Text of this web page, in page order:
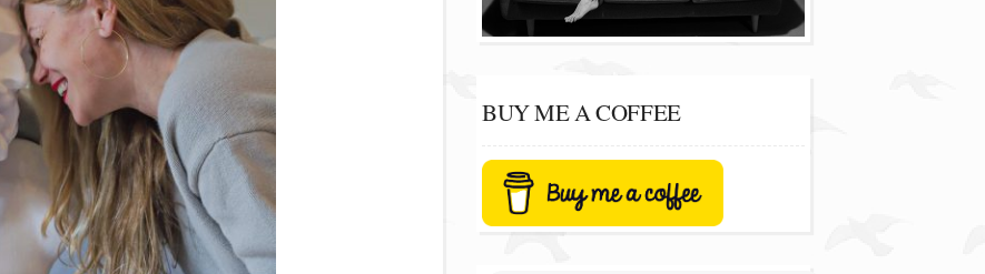
BUY ME A COFFEE